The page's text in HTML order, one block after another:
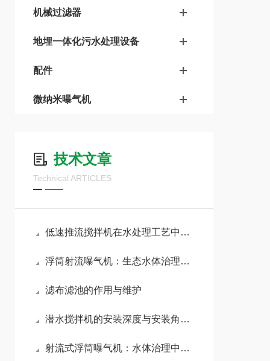
机械过滤器
地埋一体化污水处理设备
配件
微纳米曝气机
技术文章
Technical ARTICLES
低速推流搅拌机在水处理工艺中的应用与运行优势
浮筒射流曝气机：生态水体治理的实用设备
滤布滤池的作用与维护
潜水搅拌机的安装深度与安装角度对搅拌效果的影响
射流式浮筒曝气机：水体治理中的实用曝气设备